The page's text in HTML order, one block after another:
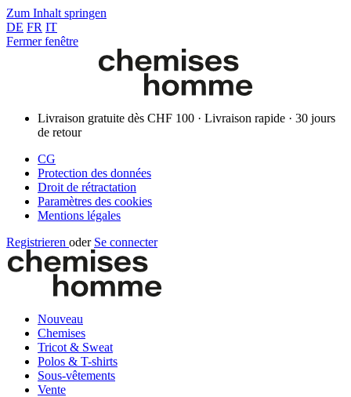
Zum Inhalt springen
DE FR IT
Fermer fenêtre
Livraison gratuite dès CHF 100 · Livraison rapide · 30 jours
de retour
CG
Protection des données
Droit de rétractation
Paramètres des cookies
Mentions légales
Registrieren oder Se connecter
Nouveau
Chemises
Tricot & Sweat
Polos & T-shirts
Sous-vêtements
Vente